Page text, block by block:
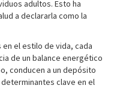
adultos. Esto ha
a declararla como la
el estilo de vida, cada
de un balance energético
conducen a un depósito
clave en el